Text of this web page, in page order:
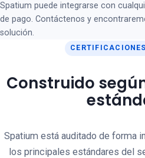
Spatium puede integrarse con
de pago. Contáctenos y
solución.
Construido
Spatium está auditado de forma
los principales estándares del